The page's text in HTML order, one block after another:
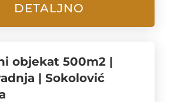
DETALJNO
objekat 500m2 |
| Sokolović